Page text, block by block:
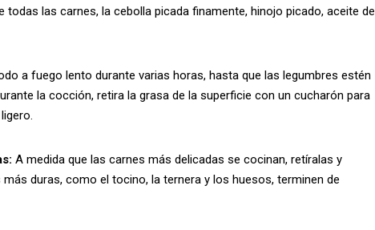
todas las carnes, la cebolla picada finamente, hinojo picado, aceite de
a fuego lento durante varias horas, hasta que las legumbres estén
la cocción, retira la grasa de la superficie con un cucharón para
A medida que las carnes más delicadas se cocinan, retíralas y
más duras, como el tocino, la ternera y los huesos, terminen de